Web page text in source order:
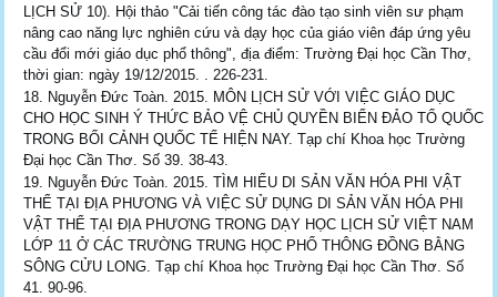
LỊCH SỬ 10). Hội thảo "Cải tiến công tác đào tạo sinh viên sư phạm
nâng cao năng lực nghiên cứu và dạy học của giáo viên đáp ứng yêu
cầu đổi mới giáo dục phổ thông", địa điểm: Trường Đại học Cần Thơ,
thời gian: ngày 19/12/2015. . 226-231.
18. Nguyễn Đức Toàn. 2015. MÔN LỊCH SỬ VỚI VIỆC GIÁO DỤC
CHO HỌC SINH Ý THỨC BẢO VỆ CHỦ QUYỀN BIỂN ĐẢO TỔ QUỐC
TRONG BỐI CẢNH QUỐC TẾ HIỆN NAY. Tạp chí Khoa học Trường
Đại học Cần Thơ. Số 39. 38-43.
19. Nguyễn Đức Toàn. 2015. TÌM HIỂU DI SẢN VĂN HÓA PHI VẬT
THỂ TẠI ĐỊA PHƯƠNG VÀ VIỆC SỬ DỤNG DI SẢN VĂN HÓA PHI
VẬT THỂ TẠI ĐỊA PHƯƠNG TRONG DẠY HỌC LỊCH SỬ VIỆT NAM
LỚP 11 Ở CÁC TRƯỜNG TRUNG HỌC PHỔ THÔNG ĐỒNG BẰNG
SÔNG CỬU LONG. Tạp chí Khoa học Trường Đại học Cần Thơ. Số
41. 90-96.